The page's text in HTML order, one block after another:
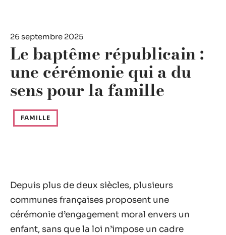
26 septembre 2025
Le baptême républicain :
une cérémonie qui a du
sens pour la famille
FAMILLE
Depuis plus de deux siècles, plusieurs
communes françaises proposent une
cérémonie d’engagement moral envers un
enfant, sans que la loi n’impose un cadre